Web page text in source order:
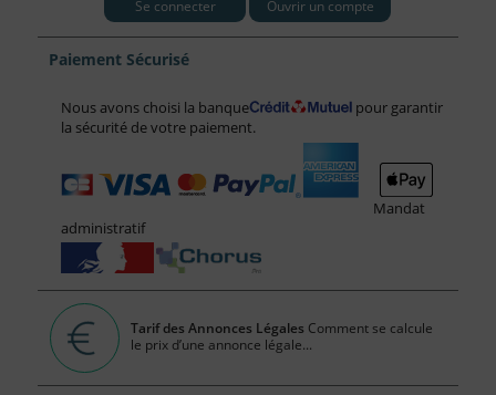
Se connecter Ouvrir un compte
Paiement Sécurisé
Nous avons choisi la banque
pour garantir
la sécurité de votre paiement.
Mandat
administratif
Tarif des Annonces Légales Comment se calcule
le prix d’une annonce légale...